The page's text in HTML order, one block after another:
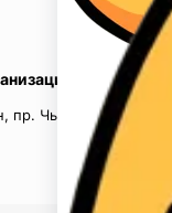
в России.
Чынгыз